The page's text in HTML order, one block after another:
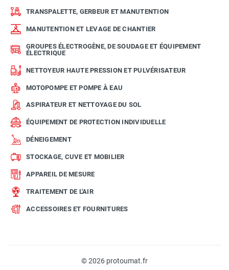
TRANSPALETTE, GERBEUR ET MANUTENTION
MANUTENTION ET LEVAGE DE CHANTIER
GROUPES ÉLECTROGÈNE, DE SOUDAGE ET ÉQUIPEMENT
ÉLECTRIQUE
NETTOYEUR HAUTE PRESSION ET PULVÉRISATEUR
MOTOPOMPE ET POMPE À EAU
ASPIRATEUR ET NETTOYAGE DU SOL
ÉQUIPEMENT DE PROTECTION INDIVIDUELLE
DÉNEIGEMENT
STOCKAGE, CUVE ET MOBILIER
APPAREIL DE MESURE
TRAITEMENT DE L'AIR
ACCESSOIRES ET FOURNITURES
© 2026 protoumat.fr